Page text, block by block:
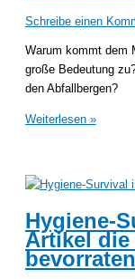
Schreibe einen
Warum kommt dem
große Bedeutung
den Abfallbergen?
Müllmanagement
Krise:
Was
tun
mit
dem
Müll?
Weiterlesen »
Hygiene-
Artikel